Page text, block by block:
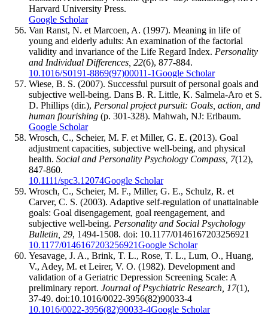
Harvard University Press.
Google Scholar
Van Ranst, N. et Marcoen, A. (1997). Meaning in life of
young and elderly adults: An examination of the factorial
validity and invariance of the Life Regard Index. Personality
and Individual Differences, 22(6), 877-884.
10.1016/S0191-8869(97)00011-1Google Scholar
Wiese, B. S. (2007). Successful pursuit of personal goals and
subjective well-being. Dans B. R. Little, K. Salmela-Aro et S.
D. Phillips (dir.), Personal project pursuit: Goals, action, and
human flourishing (p. 301-328). Mahwah, NJ: Erlbaum.
Google Scholar
Wrosch, C., Scheier, M. F. et Miller, G. E. (2013). Goal
adjustment capacities, subjective well-being, and physical
health. Social and Personality Psychology Compass, 7(12),
847-860.
10.1111/spc3.12074Google Scholar
Wrosch, C., Scheier, M. F., Miller, G. E., Schulz, R. et
Carver, C. S. (2003). Adaptive self-regulation of unattainable
goals: Goal disengagement, goal reengagement, and
subjective well-being. Personality and Social Psychology
Bulletin, 29, 1494-1508. doi: 10.1177/0146167203256921
10.1177/0146167203256921Google Scholar
Yesavage, J. A., Brink, T. L., Rose, T. L., Lum, O., Huang,
V., Adey, M. et Leirer, V. O. (1982). Development and
validation of a Geriatric Depression Screening Scale: A
preliminary report. Journal of Psychiatric Research, 17(1),
37-49. doi:10.1016/0022-3956(82)90033-4
10.1016/0022-3956(82)90033-4Google Scholar